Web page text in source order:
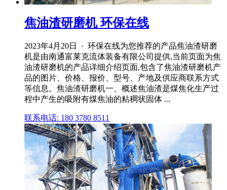
焦油渣研磨机 环保在线
2023年4月20日 · 环保在线为您推荐的产品焦油渣研磨
机是由南通富莱克流体装备有限公司提供,当前页面为焦
油渣研磨机的产品详细介绍页面,包含了焦油渣研磨机产
品的图片、价格、报价、型号、产地及供应商联系方式
等信息。焦油渣研磨机一、概述焦油渣是煤焦化生产过
程中产生的吸附有煤焦油的粘稠状固体 ...
联系电话: 180 3780 8511